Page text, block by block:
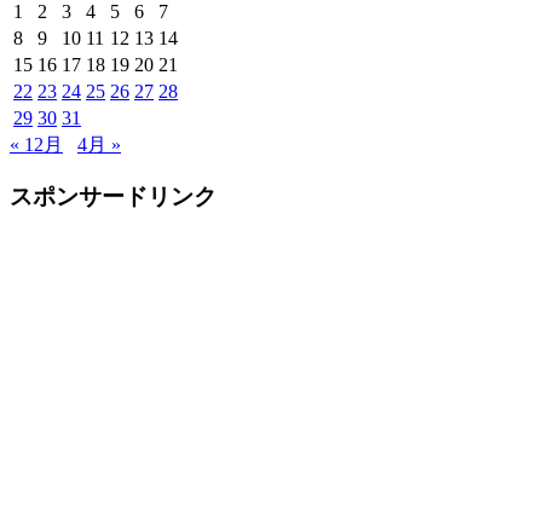
1
2 3 4 5 6
7
8
9 10 11 12 13 14
15 16 17 18 19 20 21
22 23 24 25 26 27 28
29 30 31
« 12月
4月 »
スポンサードリンク